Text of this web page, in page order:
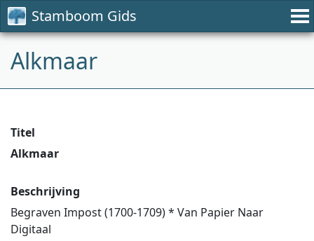
Stamboom Gids
Alkmaar
Titel
Alkmaar
Beschrijving
Begraven Impost (1700-1709) * Van Papier Naar
Digitaal